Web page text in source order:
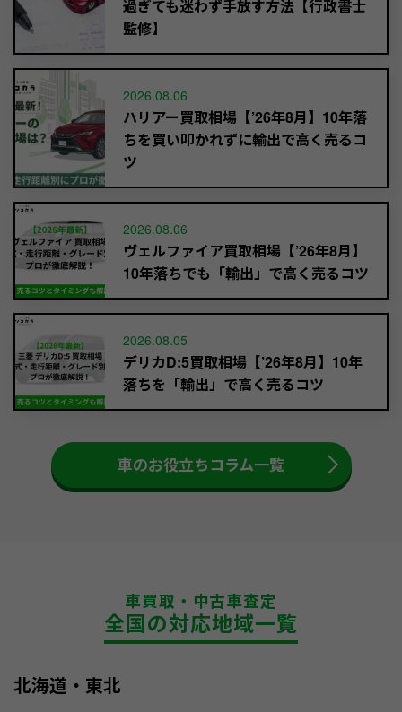
過ぎても迷わず手放す方法【行政書士
監修】
2026.08.06
ハリアー買取相場【’26年8月】10年落
ちを買い叩かれずに輸出で高く売るコ
ツ
2026.08.06
ヴェルファイア買取相場【’26年8月】
10年落ちでも「輸出」で高く売るコツ
2026.08.05
デリカD:5買取相場【’26年8月】10年
落ちを「輸出」で高く売るコツ
車のお役立ちコラム一覧
車買取・中古車査定
全国の対応地域一覧
北海道・東北